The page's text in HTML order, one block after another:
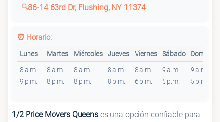
86-14 63rd Dr, Flushing, NY 11374
⏰ Horario:
Lunes Martes Miércoles Jueves Viernes Sábado Domingo
8 a.m.–
9 p.m.
8 a.m.–
8 p.m.
8 a.m.–
8 p.m.
8 a.m.–
8 p.m.
8 a.m.–
6 p.m.
9 a.m.–
5 p.m.
9 a.m.–
5 p.m.
1/2 Price Movers Queens es una opción confiable para